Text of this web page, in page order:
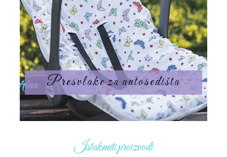
Presvlake za autosedišta
Istaknuti proizvodi